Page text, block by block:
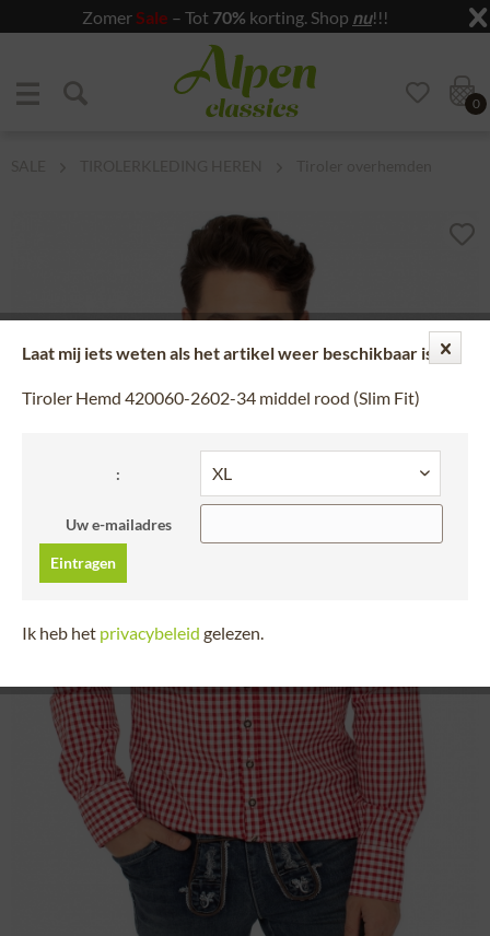
Zomer Sale – Tot 70% korting. Shop nu!!!
Zum Hauptbereich springen
0
Laat mij iets weten als het artikel weer beschikbaar is!
Tiroler Hemd 420060-2602-34 middel rood (Slim Fit)
:
Uw e-mailadres
Eintragen
Ik heb het privacybeleid gelezen.